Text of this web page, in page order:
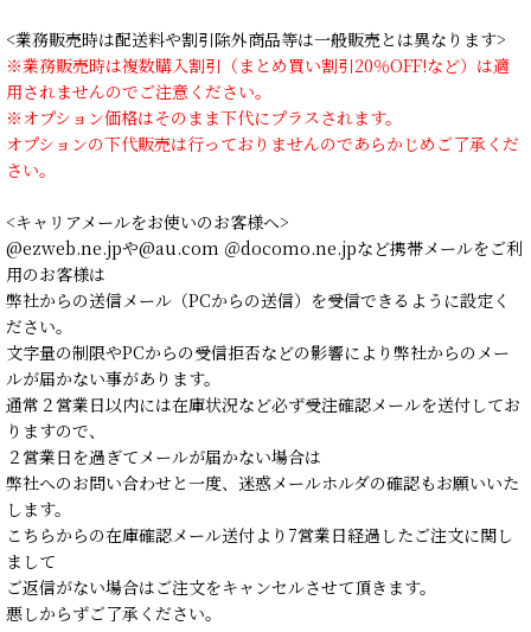
<業務販売時は配送料や割引除外商品等は一般販売とは異なります>
※業務販売時は複数購入割引（まとめ買い割引20％OFF!など）は適
用されませんのでご注意ください。
※オプション価格はそのまま下代にプラスされます。
オプションの下代販売は行っておりませんのであらかじめご了承くだ
さい。
<キャリアメールをお使いのお客様へ>
@ezweb.ne.jpや@au.com ＠docomo.ne.jpなど携帯メールをご利
用のお客様は
弊社からの送信メール（PCからの送信）を受信できるように設定く
ださい。
文字量の制限やPCからの受信拒否などの影響により弊社からのメー
ルが届かない事があります。
通常２営業日以内には在庫状況など必ず受注確認メールを送付してお
りますので、
２営業日を過ぎてメールが届かない場合は
弊社へのお問い合わせと一度、迷惑メールホルダの確認もお願いいた
します。
こちらからの在庫確認メール送付より7営業日経過したご注文に関し
まして
ご返信がない場合はご注文をキャンセルさせて頂きます。
悪しからずご了承ください。